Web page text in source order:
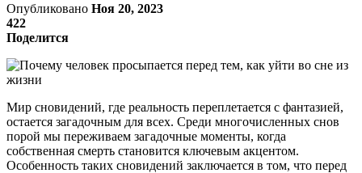
Опубликовано Ноя 20, 2023
422
Поделится
Мир сновидений, где реальность переплетается с фантазией,
остается загадочным для всех. Среди многочисленных снов
порой мы переживаем загадочные моменты, когда
собственная смерть становится ключевым акцентом.
Особенность таких сновидений заключается в том, что перед